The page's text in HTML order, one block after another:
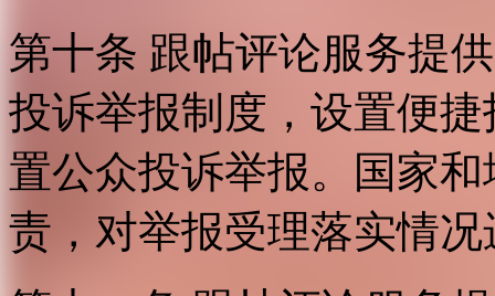
第十条 跟帖评论服务提
投诉举报制度，设置便
置公众投诉举报。国家
责，对举报受理落实情